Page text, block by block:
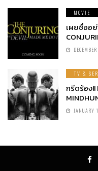
MOVIE
เผยชื่ออย่
TV &
กรีดร้อง!!
JANUARY